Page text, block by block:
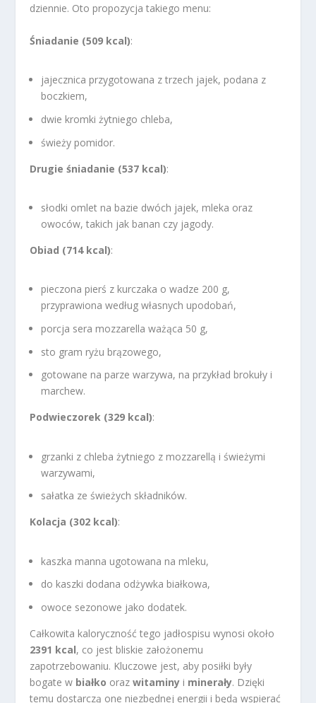
dziennie. Oto propozycja takiego menu:
Śniadanie (509 kcal):
jajecznica przygotowana z trzech jajek, podana z
boczkiem,
dwie kromki żytniego chleba,
świeży pomidor.
Drugie śniadanie (537 kcal):
słodki omlet na bazie dwóch jajek, mleka oraz
owoców, takich jak banan czy jagody.
Obiad (714 kcal):
pieczona pierś z kurczaka o wadze 200 g,
przyprawiona według własnych upodobań,
porcja sera mozzarella ważąca 50 g,
sto gram ryżu brązowego,
gotowane na parze warzywa, na przykład brokuły i
marchew.
Podwieczorek (329 kcal):
grzanki z chleba żytniego z mozzarellą i świeżymi
warzywami,
sałatka ze świeżych składników.
Kolacja (302 kcal):
kaszka manna ugotowana na mleku,
do kaszki dodana odżywka białkowa,
owoce sezonowe jako dodatek.
Całkowita kaloryczność tego jadłospisu wynosi około
2391 kcal, co jest bliskie założonemu
zapotrzebowaniu. Kluczowe jest, aby posiłki były
bogate w białko orazwitaminy i minerały. Dzięki
temu dostarczą one niezbędnej energii i będą wspierać